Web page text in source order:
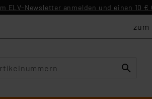
ELV-Newsletter anmelden und einen 10